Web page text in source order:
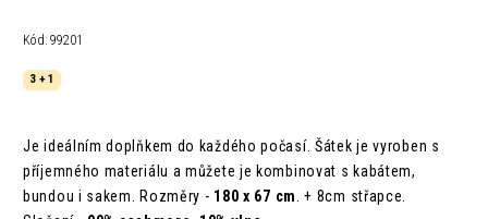
Kód: 99201
3 + 1
Je ideálním doplňkem do každého počasí. Šátek je vyroben s
příjemného materiálu a můžete je kombinovat s kabátem,
bundou i sakem.
Rozměry - 180 x 67 cm . + 8cm střapce.